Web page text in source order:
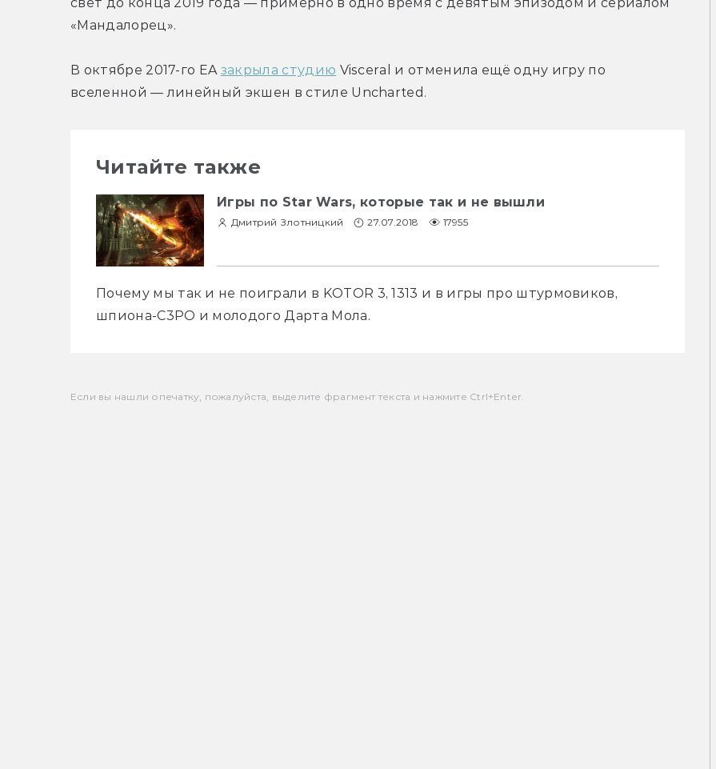
«Мандалорец».
В октябре 2017-го EA закрыла студию Visceral и отменила ещё одну игру по
вселенной — линейный экшен в стиле Uncharted.
Читайте также
Игры по Star Wars, которые так и не вышли
Дмитрий Злотницкий 27.07.2018 17955
Почему мы так и не поиграли в KOTOR 3, 1313 и в игры про штурмовиков,
шпиона-C3PO и молодого Дарта Мола.
Если вы нашли опечатку, пожалуйста, выделите фрагмент текста и нажмите Ctrl+Enter.